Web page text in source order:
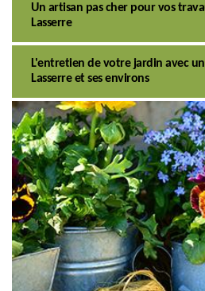
Un artisan pas cher pour vos
Lasserre
L'entretien de votre jardin avec
Lasserre et ses environs